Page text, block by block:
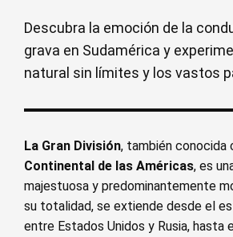
Descubra la emoción de la
grava en Sudamérica y
natural sin límites y los vastos
La Gran División, también conocida
Continental de las Américas, es
majestuosa y predominantemente
su totalidad, se extiende desde el
entre Estados Unidos y Rusia, hasta